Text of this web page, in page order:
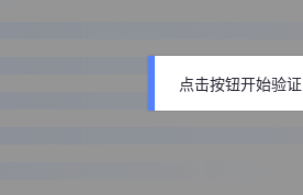
点击按钮开始验证